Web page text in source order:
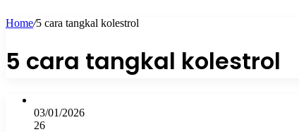
Home/5 cara tangkal kolestrol
5 cara tangkal kolestrol
03/01/2026
26